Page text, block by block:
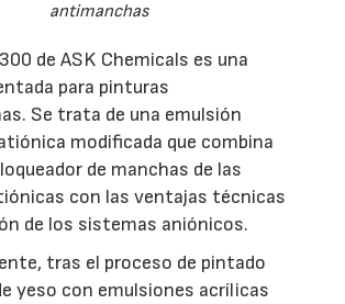
antimanchas
de ASK Chemicals es una
para pinturas
Se trata de una emulsión
modificada que combina
de manchas de las
con las ventajas técnicas
de los sistemas aniónicos.
tras el proceso de pintado
yeso con emulsiones acrílicas